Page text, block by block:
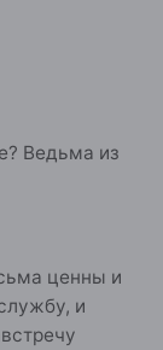
Ведьма из
ценны и
и